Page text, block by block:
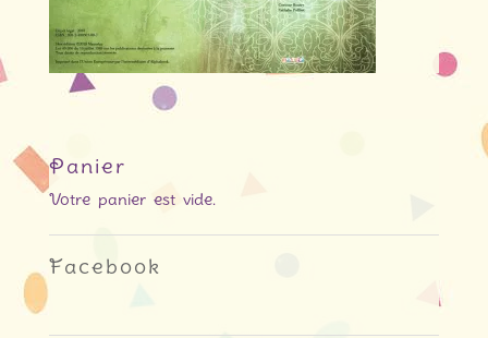
Panier
Votre panier est vide.
Facebook